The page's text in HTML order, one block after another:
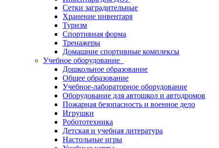
Сетки заградительные
Хранение инвентаря
Туризм
Спортивная форма
Тренажеры
Домашние спортивные комплексы
Учебное оборудование
Дошкольное образование
Общее образование
Учебное-лабораторное оборудование
Оборудование для автошкол и автодромов
Пожарная безопасность и военное дело
Игрушки
Робототехника
Детская и учебная литература
Настольные игры